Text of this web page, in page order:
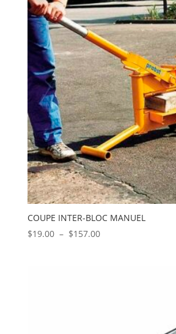
à
$160.00
COUPE INTER-BLOC MANUEL
$19.00 – $157.00Plage